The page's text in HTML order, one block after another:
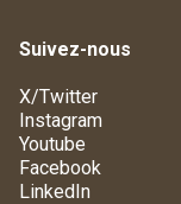
Suivez-nous
X/Twitter
Instagram
Youtube
Facebook
LinkedIn